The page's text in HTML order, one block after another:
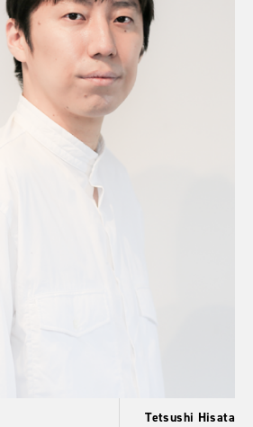
Tetsushi Hisata